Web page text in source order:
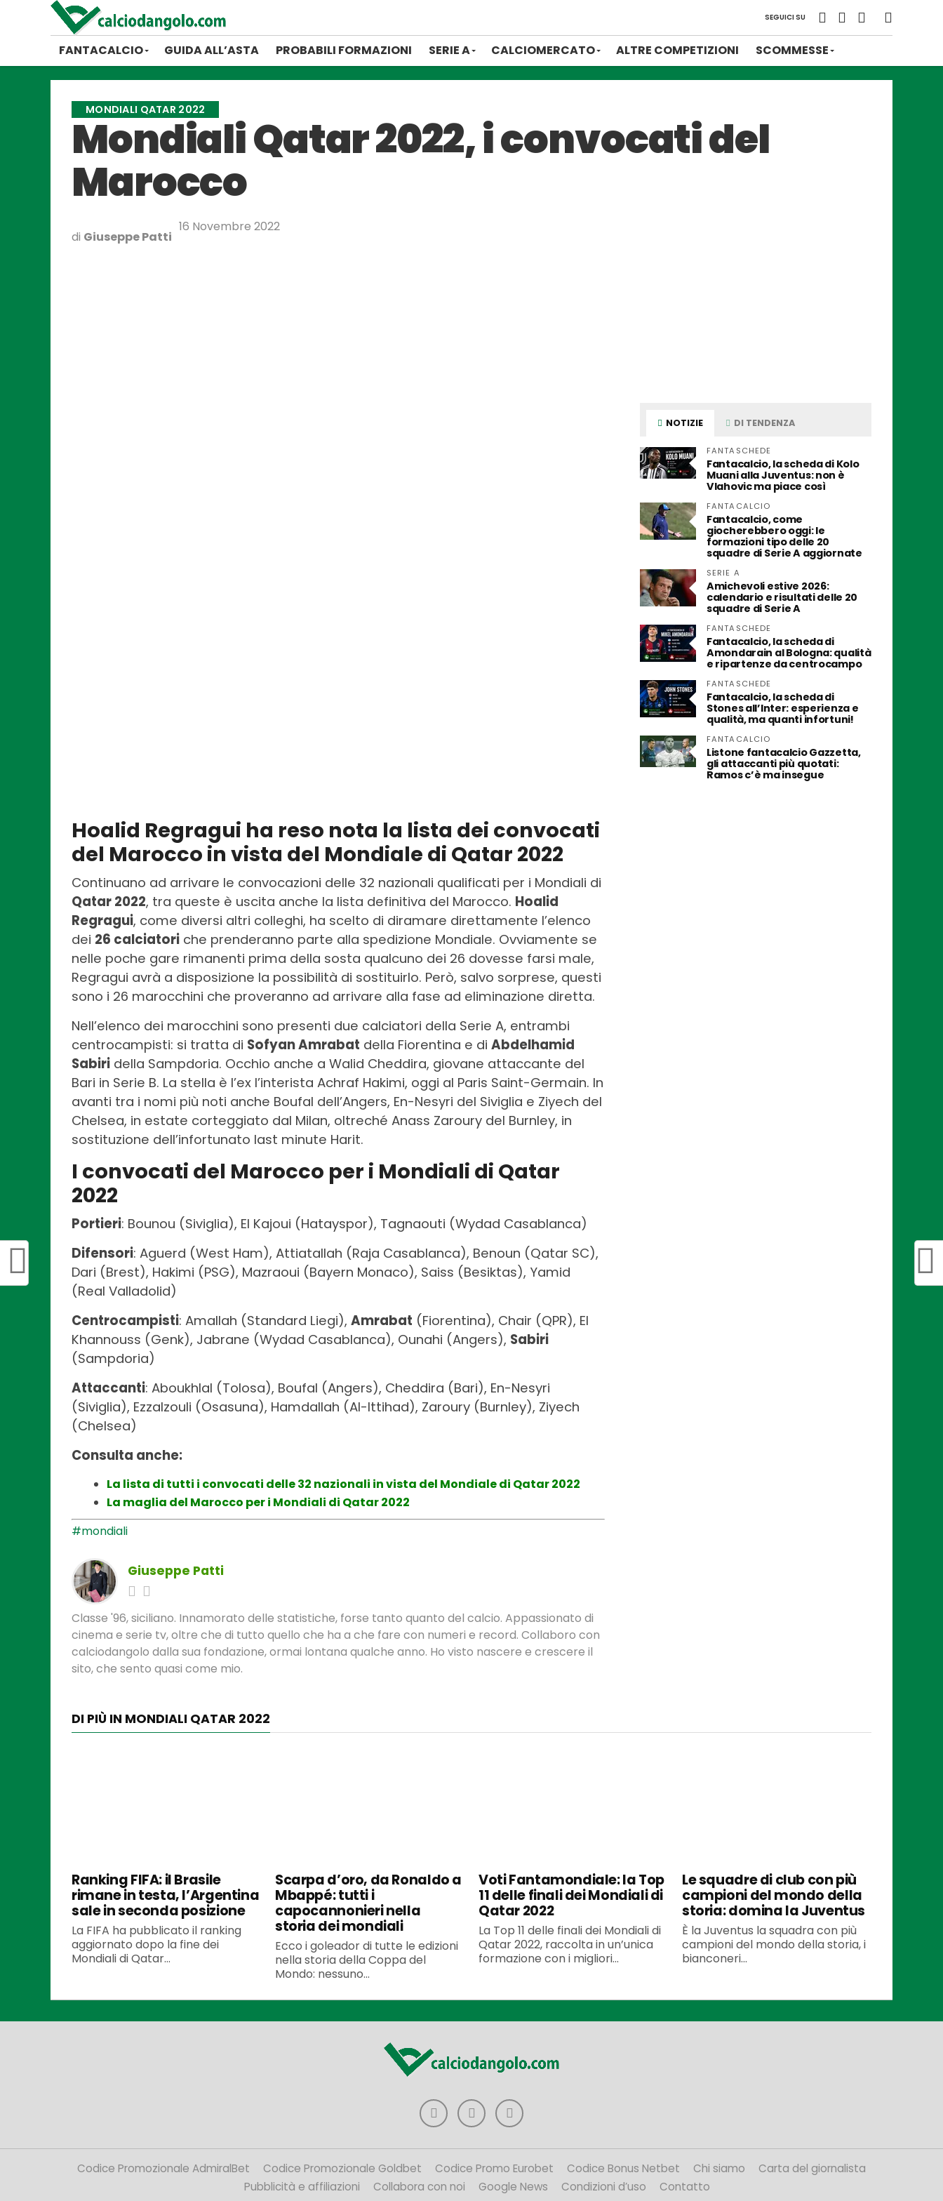
SEGUICI SU
FANTACALCIO GUIDA ALL’ASTA PROBABILI FORMAZIONI SERIE A CALCIOMERCATO ALTRE COMPETIZIONI SCOMMESSE
MONDIALI QATAR 2022
Mondiali Qatar 2022, i convocati del
Marocco
di Giuseppe Patti
16 Novembre 2022
Hoalid Regragui ha reso nota la lista dei convocati
del Marocco in vista del Mondiale di Qatar 2022
Continuano ad arrivare le convocazioni delle 32 nazionali qualificati per i Mondiali di
Qatar 2022, tra queste è uscita anche la lista definitiva del Marocco. Hoalid
Regragui, come diversi altri colleghi, ha scelto di diramare direttamente l’elenco
dei 26 calciatori che prenderanno parte alla spedizione Mondiale. Ovviamente se
nelle poche gare rimanenti prima della sosta qualcuno dei 26 dovesse farsi male,
Regragui avrà a disposizione la possibilità di sostituirlo. Però, salvo sorprese, questi
sono i 26 marocchini che proveranno ad arrivare alla fase ad eliminazione diretta.
Nell’elenco dei marocchini sono presenti due calciatori della Serie A, entrambi
centrocampisti: si tratta di Sofyan Amrabat della Fiorentina e di Abdelhamid
Sabiri della Sampdoria. Occhio anche a Walid Cheddira, giovane attaccante del
Bari in Serie B. La stella è l’ex l’interista Achraf Hakimi, oggi al Paris Saint-Germain. In
avanti tra i nomi più noti anche Boufal dell’Angers, En-Nesyri del Siviglia e Ziyech del
Chelsea, in estate corteggiato dal Milan, oltreché Anass Zaroury del Burnley, in
sostituzione dell’infortunato last minute Harit.
I convocati del Marocco per i Mondiali di Qatar
2022
Portieri: Bounou (Siviglia), El Kajoui (Hatayspor), Tagnaouti (Wydad Casablanca)
Difensori: Aguerd (West Ham), Attiatallah (Raja Casablanca), Benoun (Qatar SC),
Dari (Brest), Hakimi (PSG), Mazraoui (Bayern Monaco), Saiss (Besiktas), Yamid
(Real Valladolid)
Centrocampisti: Amallah (Standard Liegi), Amrabat (Fiorentina), Chair (QPR), El
Khannouss (Genk), Jabrane (Wydad Casablanca), Ounahi (Angers), Sabiri
(Sampdoria)
Attaccanti: Aboukhlal (Tolosa), Boufal (Angers), Cheddira (Bari), En-Nesyri
(Siviglia), Ezzalzouli (Osasuna), Hamdallah (Al-Ittihad), Zaroury (Burnley), Ziyech
(Chelsea)
Consulta anche:
La lista di tutti i convocati delle 32 nazionali in vista del Mondiale di Qatar 2022
La maglia del Marocco per i Mondiali di Qatar 2022
#mondiali
Giuseppe Patti
Classe '96, siciliano. Innamorato delle statistiche, forse tanto quanto del calcio. Appassionato di
cinema e serie tv, oltre che di tutto quello che ha a che fare con numeri e record. Collaboro con
calciodangolo dalla sua fondazione, ormai lontana qualche anno. Ho visto nascere e crescere il
sito, che sento quasi come mio.
NOTIZIE DI TENDENZA
FANTASCHEDE
Fantacalcio, la scheda di Kolo
Muani alla Juventus: non è
Vlahovic ma piace così
FANTACALCIO
Fantacalcio, come
giocherebbero oggi: le
formazioni tipo delle 20
squadre di Serie A aggiornate
SERIE A
Amichevoli estive 2026:
calendario e risultati delle 20
squadre di Serie A
FANTASCHEDE
Fantacalcio, la scheda di
Amondarain al Bologna: qualità
e ripartenze da centrocampo
FANTASCHEDE
Fantacalcio, la scheda di
Stones all’Inter: esperienza e
qualità, ma quanti infortuni!
FANTACALCIO
Listone fantacalcio Gazzetta,
gli attaccanti più quotati:
Ramos c’è ma insegue
DI PIÙ IN MONDIALI QATAR 2022
Ranking FIFA: il Brasile
rimane in testa, l’Argentina
sale in seconda posizione
La FIFA ha pubblicato il ranking
aggiornato dopo la fine dei
Mondiali di Qatar...
Scarpa d’oro, da Ronaldo a
Mbappé: tutti i
capocannonieri nella
storia dei mondiali
Ecco i goleador di tutte le edizioni
nella storia della Coppa del
Mondo: nessuno...
Voti Fantamondiale: la Top
11 delle finali dei Mondiali di
Qatar 2022
La Top 11 delle finali dei Mondiali di
Qatar 2022, raccolta in un’unica
formazione con i migliori...
Le squadre di club con più
campioni del mondo della
storia: domina la Juventus
È la Juventus la squadra con più
campioni del mondo della storia, i
bianconeri...
Codice Promozionale AdmiralBet Codice Promozionale Goldbet Codice Promo Eurobet Codice Bonus Netbet Chi siamo
Carta del giornalista
Pubblicità e affiliazioni
Collabora con noi Google News Condizioni d’uso Contatto